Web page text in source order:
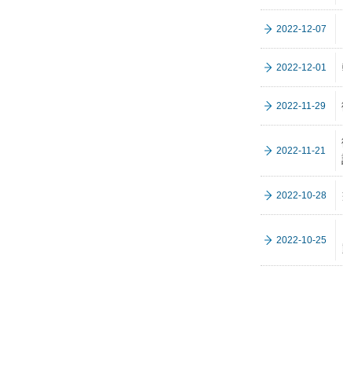
2022-12-07
2022-12-01
2022-11-29
2022-11-21
2022-10-28
2022-10-25